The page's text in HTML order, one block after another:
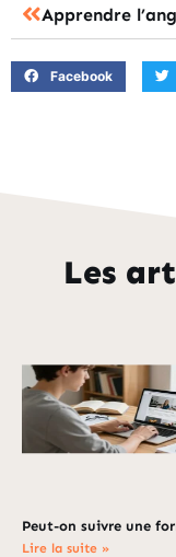
Facebook
Les
Peut-on suivre une
Lire la suite »